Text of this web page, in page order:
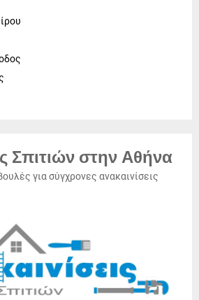
Σπιτιών στην Αθήνα
για σύγχρονες ανακαινίσεις